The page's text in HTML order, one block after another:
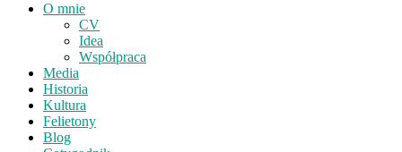
O mnie
CV
Idea
Współpraca
Media
Historia
Kultura
Felietony
Blog